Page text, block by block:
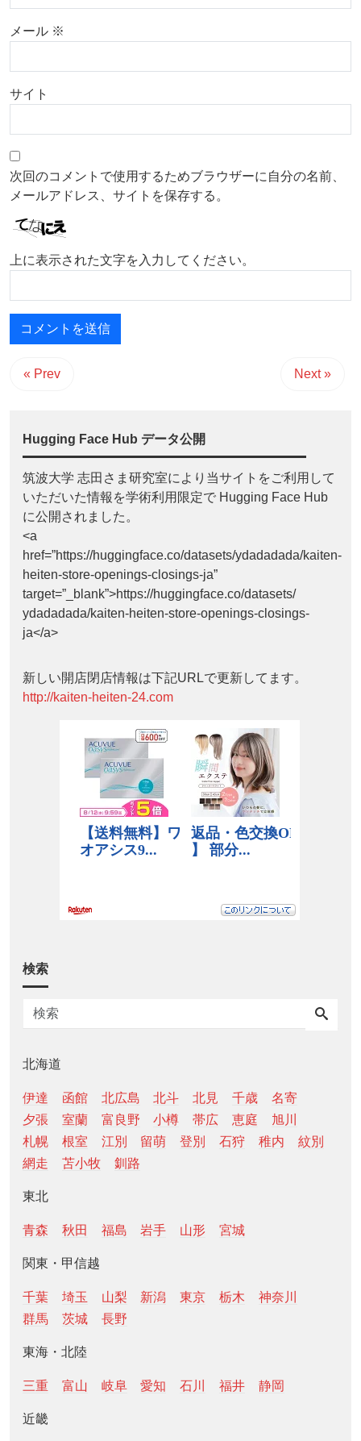
メール ※
サイト
次回のコメントで使用するためブラウザーに自分の名前、
メールアドレス、サイトを保存する。
上に表示された文字を入力してください。
« Prev Next »
Hugging Face Hub データ公開
筑波大学 志田さま研究室により当サイトをご利用して
いただいた情報を学術利用限定で Hugging Face Hub
に公開されました。
<a
href=”https://huggingface.co/datasets/ydadadada/kaiten-
heiten-store-openings-closings-ja”
target=”_blank”>https://huggingface.co/datasets/
ydadadada/kaiten-heiten-store-openings-closings-
ja</a>
新しい開店閉店情報は下記URLで更新してます。
http://kaiten-heiten-24.com
検索
北海道
伊達 函館 北広島 北斗 北見 千歳
名寄
夕張
室蘭 富良野 小樽 帯広 恵庭
旭川
札幌
根室 江別 留萌 登別 石狩 稚内
紋別
網走
苫小牧 釧路
東北
青森 秋田 福島 岩手 山形 宮城
関東・甲信越
千葉 埼玉 山梨 新潟 東京 栃木
神奈川
群馬
茨城 長野
東海・北陸
三重 富山 岐阜 愛知 石川 福井 静岡
近畿